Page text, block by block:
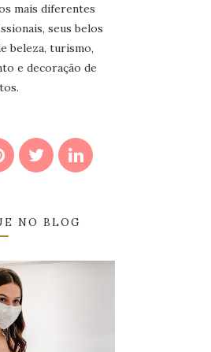
mais diferentes
seus belos
beleza, turismo,
e decoração de
NO BLOG